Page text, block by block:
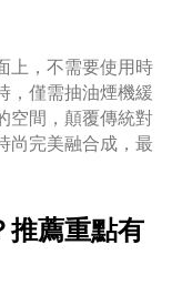
上，不需要使用時
，僅需抽油煙機緩
空間，顛覆傳統對
尚完美融合成，最
推薦重點有